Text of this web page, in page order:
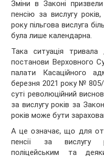
Зміни в Законі
пенсію за вислугу
року пільгова вислуга
була лише календарна.
Така ситуація
постанови Верховного
палати Касаційного
березня 2021 року №
суті революційний
за вислугу років за
років може бути
А це означає, що для
пенсії за вислугу
поліцейським та